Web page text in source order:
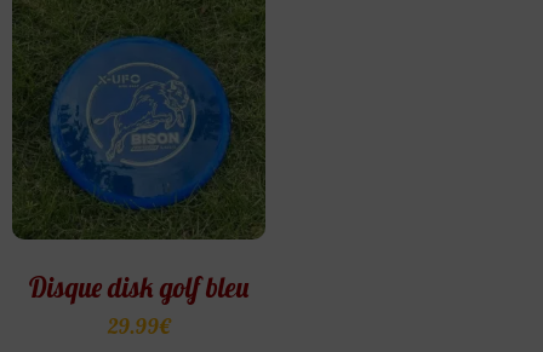
Disque disk golf bleu
29.99€